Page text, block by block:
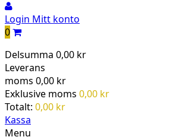
Login Mitt konto
0
Delsumma 0,00 kr
Leverans
moms 0,00 kr
Exklusive moms 0,00 kr
Totalt: 0,00 kr
Kassa
Menu